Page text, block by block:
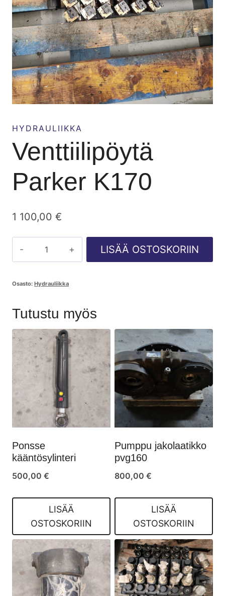
HYDRAULIIKKA
Venttiilipöytä
Parker K170
1 100,00 €
Venttiilipöytä
Parker
LISÄÄ OSTOSKORIIN
Osasto: Hydrauliikka
Tutustu myös
Ponsse
kääntösylinteri
500,00 €
LISÄÄ
OSTOSKORIIN
Pumppu jakolaatikko
pvg160
800,00 €
LISÄÄ
OSTOSKORIIN